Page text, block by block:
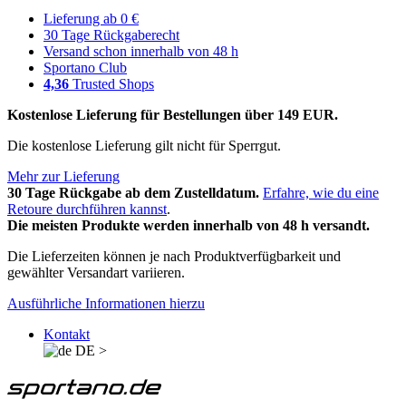
Lieferung ab 0 €
30 Tage Rückgaberecht
Versand schon innerhalb von 48 h
Sportano Club
4,36 Trusted Shops
Kostenlose Lieferung für Bestellungen über 149 EUR.
Die kostenlose Lieferung gilt nicht für Sperrgut.
Mehr zur Lieferung
30 Tage Rückgabe ab dem Zustelldatum. Erfahre, wie du eine
Retoure durchführen kannst.
Die meisten Produkte werden innerhalb von 48 h versandt.
Die Lieferzeiten können je nach Produktverfügbarkeit und
gewählter Versandart variieren.
Ausführliche Informationen hierzu
Kontakt
DE >